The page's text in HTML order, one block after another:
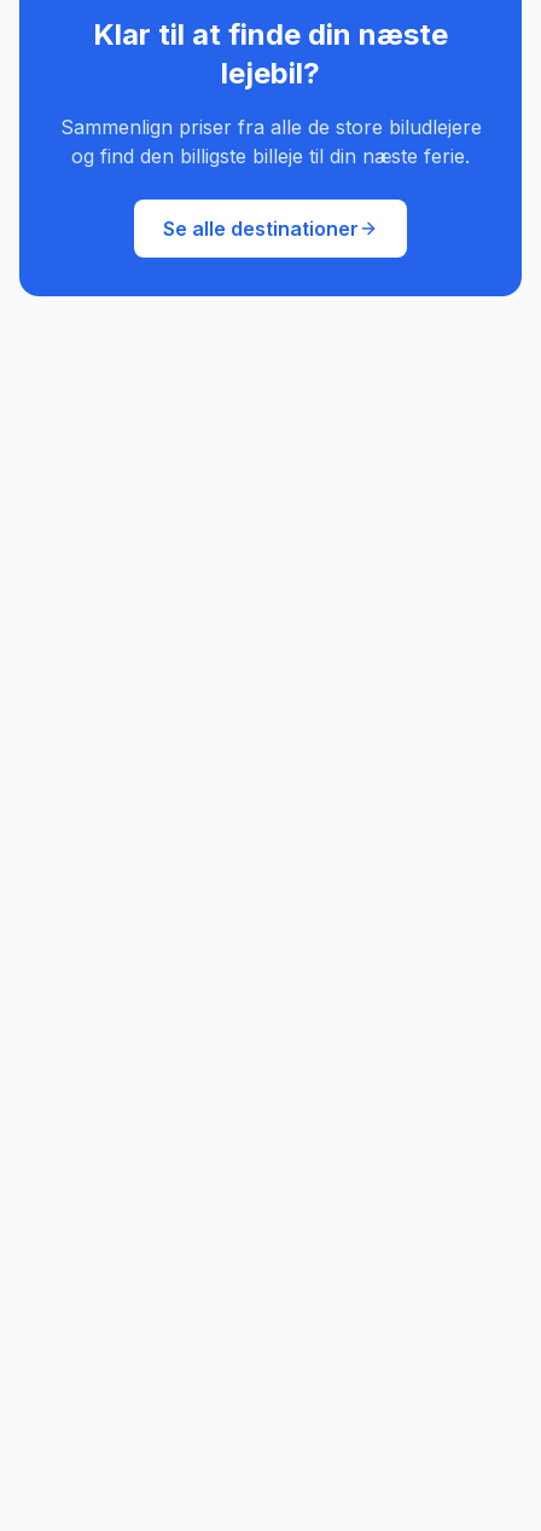
Klar til at finde din næste
lejebil?
Sammenlign priser fra alle de store biludlejere
og find den billigste billeje til din næste ferie.
Se alle destinationer